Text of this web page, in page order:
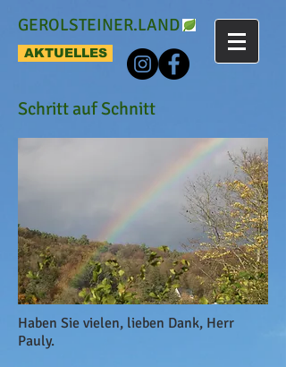
GEROLSTEINER.LAND
AKTUELLES
Schritt auf Schnitt
Haben Sie vielen, lieben Dank, Herr
Pauly.